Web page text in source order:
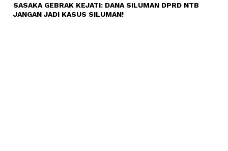
SASAKA GEBRAK KEJATI: DANA SILUMAN DPRD NTB
JANGAN JADI KASUS SILUMAN!